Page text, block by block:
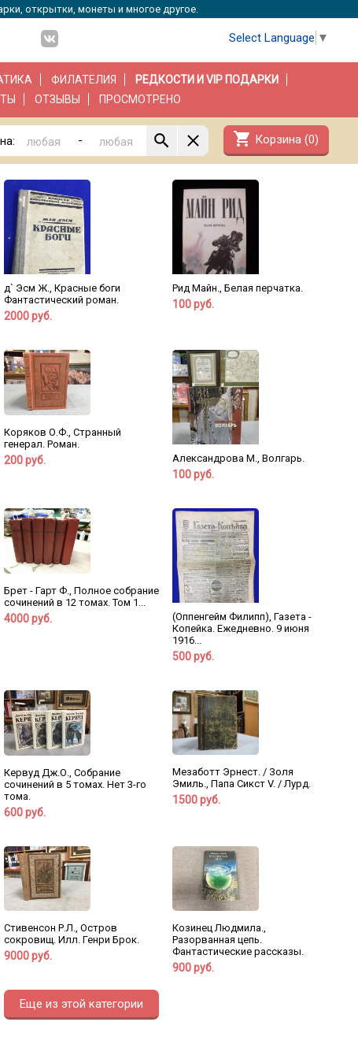
открытки, монеты и многое другое.
Select Language ▼
ФИЛАТЕЛИЯ
РЕДКОСТИ И VIP ПОДАРКИ
ОТЗЫВЫ ПРОСМОТРЕНО
- shopping_cart Корзина (0)
д` Эсм Ж., Красные боги
Фантастический роман.
2000 руб.
Рид Майн., Белая перчатка.
100 руб.
Коряков О.Ф., Странный
генерал. Роман.
200 руб. Александрова М., Волгарь.
100 руб.
Брет - Гарт Ф., Полное собрание
сочинений в 12 томах. Том 1...
4000 руб.
(Оппенгейм Филипп), Газета -
Копейка. Ежедневно. 9 июня
1916...
500 руб.
Кервуд Дж.О., Собрание
сочинений в 5 томах. Нет 3-го
тома.
600 руб.
Мезаботт Эрнест. / Золя
Эмиль., Папа Сикст V. / Лурд.
1500 руб.
Стивенсон Р.Л., Остров
сокровищ. Илл. Генри Брок.
9000 руб.
Козинец Людмила.,
Разорванная цепь.
Фантастические рассказы.
900 руб.
Еще из этой категории